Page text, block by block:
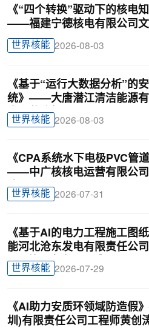
《“四个转换”驱动下的核电
——福建宁德核电有限公司文
世界核能 2026-08-03
《基于“运行大数据分析”的
统》——大唐潜江清洁能源有
责人戴迎根
世界核能 2026-08-03
《CPA系统水下电极PVC管
——中广核核电运营有限公司
达
世界核能 2026-07-31
《基于AI的电力工程施工图
能河北沧东发电有限责任公
BIM曾理咨询罗晟威
世界核能 2026-07-29
《AI助力安质环领域防造
圳)有限责任公司工程师黄创